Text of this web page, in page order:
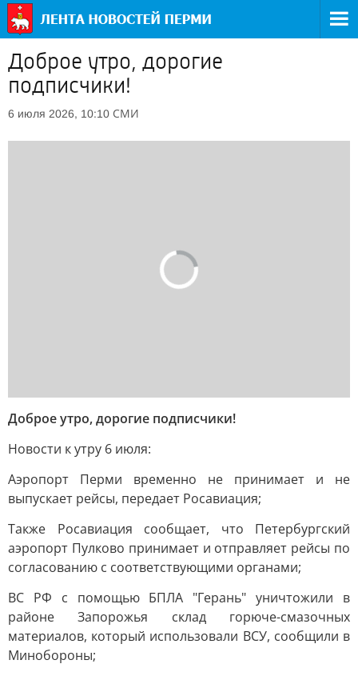
Доброе утро, дорогие
подписчики!
6 июля 2026, 10:10 СМИ
Доброе утро, дорогие подписчики!
Новости к утру 6 июля:
Аэропорт Перми временно не принимает и не
выпускает рейсы, передает Росавиация;
Также Росавиация сообщает, что Петербургский
аэропорт Пулково принимает и отправляет рейсы по
согласованию с соответствующими органами;
ВС РФ с помощью БПЛА "Герань" уничтожили в
районе Запорожья склад горюче-смазочных
материалов, который использовали ВСУ, сообщили в
Минобороны;